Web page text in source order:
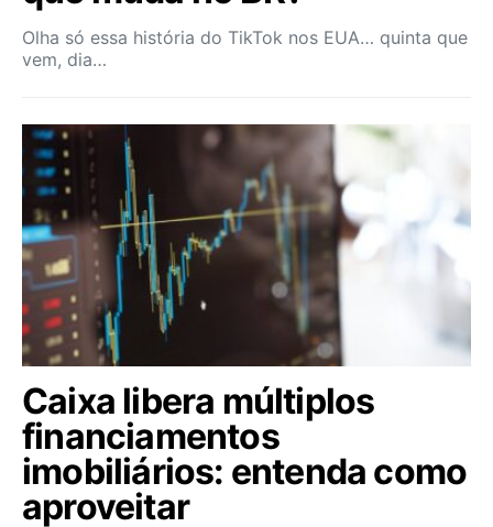
Olha só essa história do TikTok nos EUA… quinta que
vem, dia…
Caixa libera múltiplos
financiamentos
imobiliários: entenda como
aproveitar